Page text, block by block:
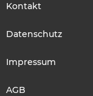
Kontakt
Datenschutz
Impressum
AGB